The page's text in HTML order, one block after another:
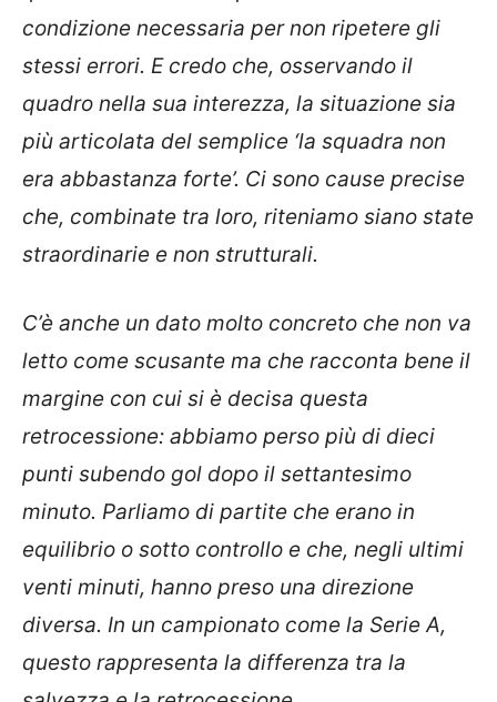
condizione necessaria per non ripetere gli
stessi errori. E credo che, osservando il
quadro nella sua interezza, la situazione sia
più articolata del semplice ‘la squadra non
era abbastanza forte’. Ci sono cause precise
che, combinate tra loro, riteniamo siano state
straordinarie e non strutturali.
C’è anche un dato molto concreto che non va
letto come scusante ma che racconta bene il
margine con cui si è decisa questa
retrocessione: abbiamo perso più di dieci
punti subendo gol dopo il settantesimo
minuto. Parliamo di partite che erano in
equilibrio o sotto controllo e che, negli ultimi
venti minuti, hanno preso una direzione
diversa. In un campionato come la Serie A,
questo rappresenta la differenza tra la